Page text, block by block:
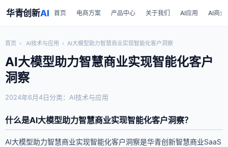
华青创新AI 首页 电商方案 产品中心 关于我们 AI应用 AI商业
首页 › AI技术与应用 › AI大模型助力智慧商业实现智能化客户洞察
AI大模型助力智慧商业实现智能化客户
洞察
2024年6月4日分类：AI技术与应用
什么是AI大模型助力智慧商业实现智能化客户洞察？
AI大模型助力智慧商业实现智能化客户洞察是华青创新智慧商业SaaS